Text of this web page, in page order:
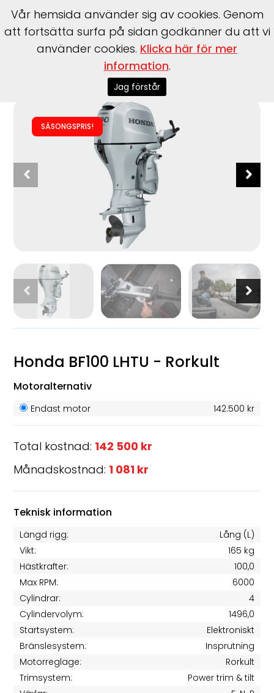
Utombordare>Honda
SÄSONGSPRIS!
Honda BF100 LHTU - Rorkult
Motoralternativ
Endast motor 142.500 kr
Total kostnad: 142 500 kr
Månadskostnad: 1 081 kr
Teknisk information
Längd rigg:
Lång (L)
Vikt:
165 kg
Hästkrafter:
100,0
Max RPM:
6000
Cylindrar:
4
Cylindervolym:
1496,0
Startsystem:
Elektroniskt
Bränslesystem:
Insprutning
Motorreglage:
Rorkult
Trimsystem:
Power trim & tilt
Vår hemsida använder sig av cookies. Genom
att fortsätta surfa på sidan godkänner du att vi
använder cookies. Klicka här för mer
information.
Jag förstår